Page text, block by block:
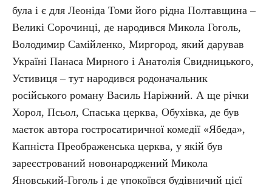
була і є для Леоніда Томи його рідна Полтавщина –
Великі Сорочинці, де народився Микола Гоголь,
Володимир Самійленко, Миргород, який дарував
Україні Панаса Мирного і Анатолія Свидницького,
Устивиця – тут народився родоначальник
російського роману Василь Наріжний. А ще річки
Хорол, Псьол, Спаська церква, Обухівка, де був
маєток автора гостросатиричної комедії «Ябеда»,
Капніста Преображенська церква, у якій був
зареєстрований новонароджений Микола
Яновський-Гоголь і де упокоївся будівничий цієї